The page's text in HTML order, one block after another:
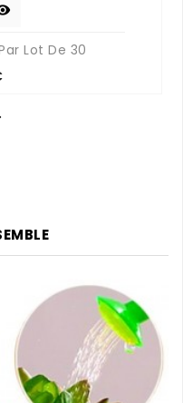
Lot De 30